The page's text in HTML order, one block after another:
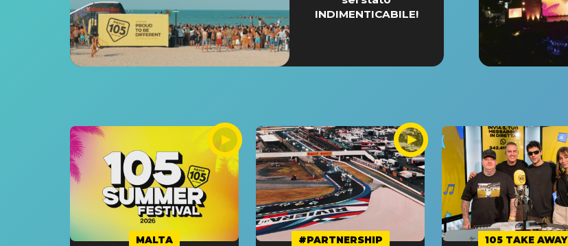
INDIMENTICABILE!
MALTA #PARTNERSHIP 105 TAKE AWAY